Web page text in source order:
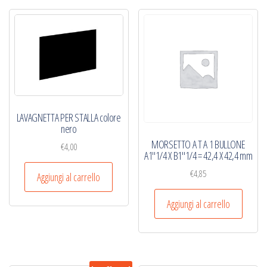
LAVAGNETTA PER STALLA colore
nero
€4,00
Aggiungi al carrello
MORSETTO A T A 1 BULLONE
A1″1/4 X B1″1/4 = 42,4 X 42,4 mm
€4,85
Aggiungi al carrello